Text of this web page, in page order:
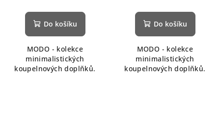
Do košíku
MODO - kolekce
minimalistických
koupelnových doplňků.
Do košíku
MODO - kolekce
minimalistických
koupelnových doplňků.